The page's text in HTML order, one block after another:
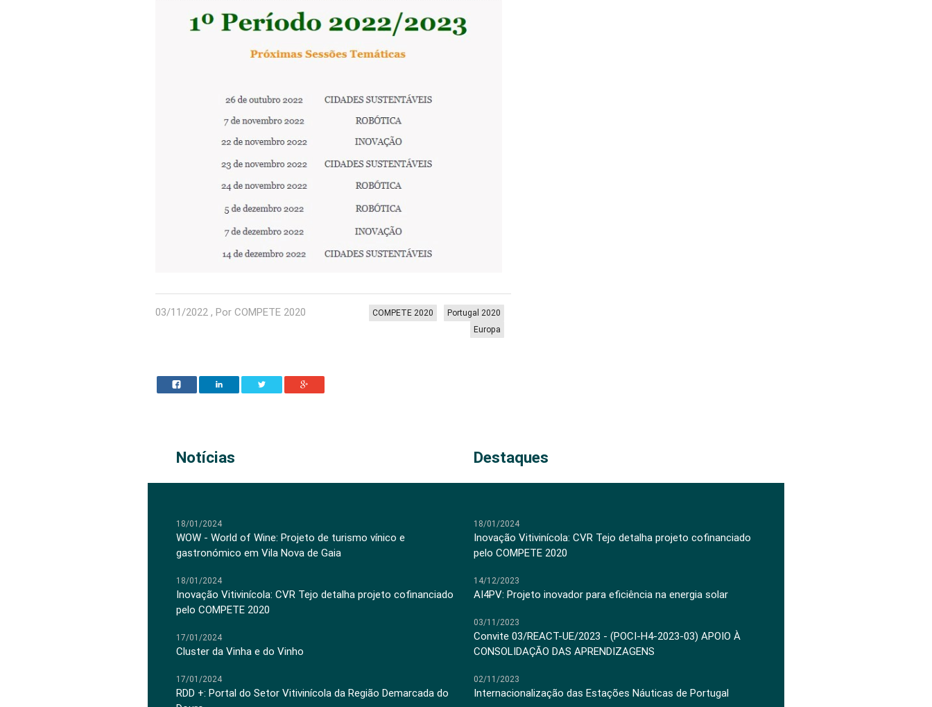
03/11/2022 , Por COMPETE 2020 Portugal 2020
COMPETE 2020
Europa
Notícias Destaques
18/01/2024
WOW - World of Wine: Projeto de turismo vínico e
gastronómico em Vila Nova de Gaia
18/01/2024
Inovação Vitivinícola: CVR Tejo detalha projeto cofinanciado
pelo COMPETE 2020
17/01/2024
Cluster da Vinha e do Vinho
17/01/2024
RDD +: Portal do Setor Vitivinícola da Região Demarcada do
18/01/2024
Inovação Vitivinícola: CVR Tejo detalha projeto cofinanciado
pelo COMPETE 2020
14/12/2023
AI4PV: Projeto inovador para eficiência na energia solar
03/11/2023
Convite 03/REACT-UE/2023 - (POCI-H4-2023-03) APOIO À
CONSOLIDAÇÃO DAS APRENDIZAGENS
02/11/2023
Internacionalização das Estações Náuticas de Portugal